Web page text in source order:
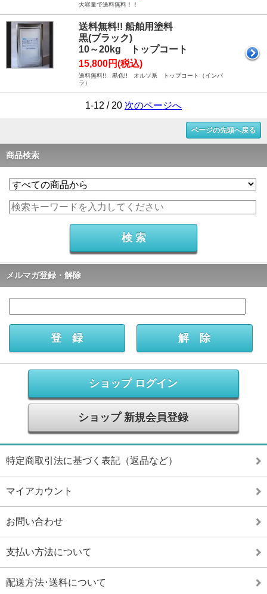
大容量で送料無料！！
送料無料!! 船舶用塗料
黒(ブラック)
10～20kg トップコート
15,800円(税込)
送料無料!! 黒色!! オルソ系 トップコート（インパ
ラ）
1-12 / 20 次のページへ
ページの先頭へ戻る
商品検索
メルマガ登録・解除
ショップ ログイン
ショップ 新規会員登録
特定商取引法に基づく表記（返品など）
マイアカウント
お問い合わせ
支払い方法について
配送方法･送料について